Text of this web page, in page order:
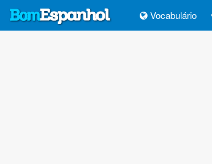
Vocabulário